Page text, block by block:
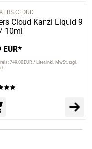
CLOUD
Cloud Kanzi Liquid 9
10ml
EUR*
749,00 EUR / Liter inkl. MwSt. zzgl.